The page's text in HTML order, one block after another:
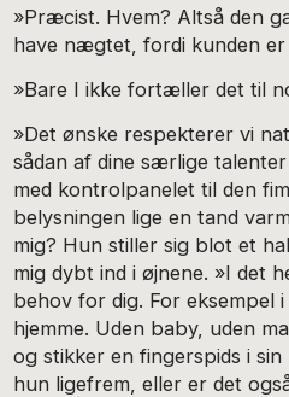
»Præcist. Hvem? Altså den
have nægtet, fordi kunden er
»Bare I ikke fortæller det til
»Det ønske respekterer vi
sådan af dine særlige
med kontrol­panelet til den
belysningen lige en tand
mig? Hun stiller sig blot et
mig dybt ind i øjnene. »I det
behov for dig. For eksempel
hjemme. Uden baby, uden
og stikker en fingerspids i
hun ligefrem, eller er det